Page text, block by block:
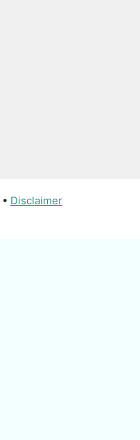
• Disclaimer